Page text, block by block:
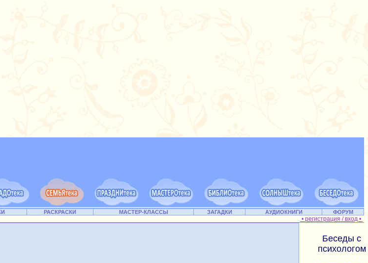
РАСКРАСКИ МАСТЕР-КЛАССЫ ЗАГАДКИ АУДИОКНИГИ ФОРУМ
• регистрация / вход •
Беседы с
психологом